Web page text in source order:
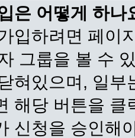
은 어떻게 하나
입하려면 페이
그룹을 볼 수
혀있으며, 일
해당 버튼을
신청을 승인해